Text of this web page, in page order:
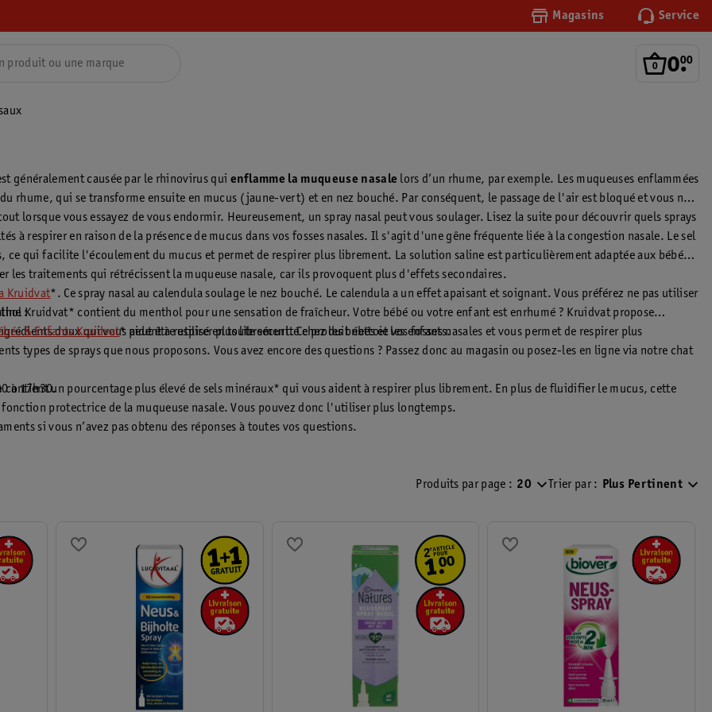
Magasins Service
0.
00
généralement causée par le rhinovirus qui enflamme la muqueuse nasale lors d’un rhume, par exemple. Les muqueuses enflammées
rhume, qui se transforme ensuite en mucus (jaune-vert) et en nez bouché. Par conséquent, le passage de l'air est bloqué et vous ne
lorsque vous essayez de vous endormir. Heureusement, un spray nasal peut vous soulager. Lisez la suite pour découvrir quels sprays
à respirer en raison de la présence de mucus dans vos fosses nasales. Il s'agit d'une gêne fréquente liée à la congestion nasale. Le sel
qui facilite l'écoulement du mucus et permet de respirer plus librement. La solution saline est particulièrement adaptée aux bébés
les traitements qui rétrécissent la muqueuse nasale, car ils provoquent plus d'effets secondaires.
:
doux qui vous aident à respirer plus librement. Ce produit nettoie vos fosses nasales et vous permet de respirer plus
contient un pourcentage plus élevé de sels minéraux* qui vous aident à respirer plus librement. En plus de fluidifier le mucus, cette
protectrice de la muqueuse nasale. Vous pouvez donc l'utiliser plus longtemps.
Kruidvat*. Ce spray nasal au calendula soulage le nez bouché. Le calendula a un effet apaisant et soignant. Vous préférez ne pas utiliser
Kruidvat* contient du menthol pour une sensation de fraîcheur. Votre bébé ou votre enfant est enrhumé ? Kruidvat propose
& Enfants Kruidvat* peut être utilisé en toute sécurité chez les bébés et les enfants.
types de sprays que nous proposons. Vous avez encore des questions ? Passez donc au magasin ou posez-les en ligne via notre chat
ou pharmaciens. Nous vous renvoyons à la notice ou aux instructions du produit pour une information complète. Vous
?
parapharmaciens diplômés au numéro +31 318 798 000 (tarif local).
à 17h30.
si vous n’avez pas obtenu des réponses à toutes vos questions.
Produits par page : 20 Trier par : Plus Pertinent